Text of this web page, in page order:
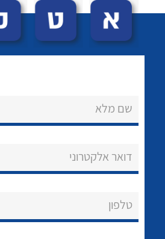
הצוות שלנו
שירותי תמיכה
שם מלא
דואר אלקטרוני
טלפון